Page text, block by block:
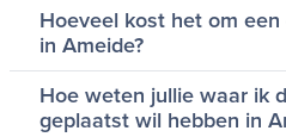
Hoeveel kost het om
in Ameide?
Hoe weten jullie waar ik
geplaatst wil hebben in